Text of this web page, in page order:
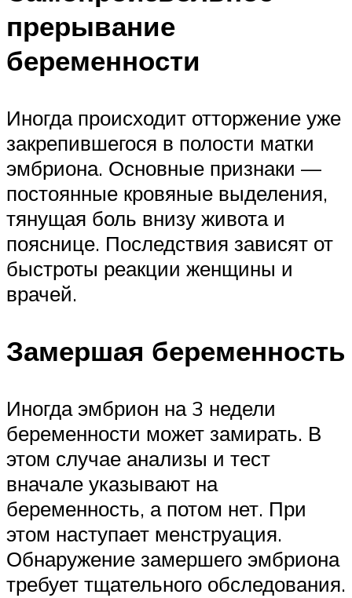
прерывание
беременности
Иногда происходит отторжение уже
закрепившегося в полости матки
эмбриона. Основные признаки —
постоянные кровяные выделения,
тянущая боль внизу живота и
пояснице. Последствия зависят от
быстроты реакции женщины и
врачей.
Замершая беременность
Иногда эмбрион на 3 недели
беременности может замирать. В
этом случае анализы и тест
вначале указывают на
беременность, а потом нет. При
этом наступает менструация.
Обнаружение замершего эмбриона
требует тщательного обследования.